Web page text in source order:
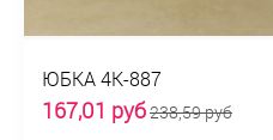
ЮБКА 4К-887
167,01 руб238,59 руб